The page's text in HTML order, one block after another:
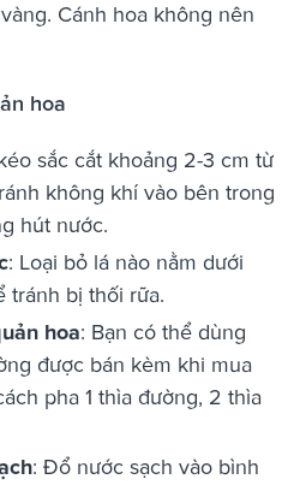
Cánh hoa không nên
hoa
sắc cắt khoảng 2-3 cm từ
không khí vào bên trong
hút nước.
: Loại bỏ lá nào nằm dưới
tránh bị thối rữa.
hoa: Bạn có thể dùng
được bán kèm khi mua
pha 1 thìa đường, 2 thìa
: Đổ nước sạch vào bình